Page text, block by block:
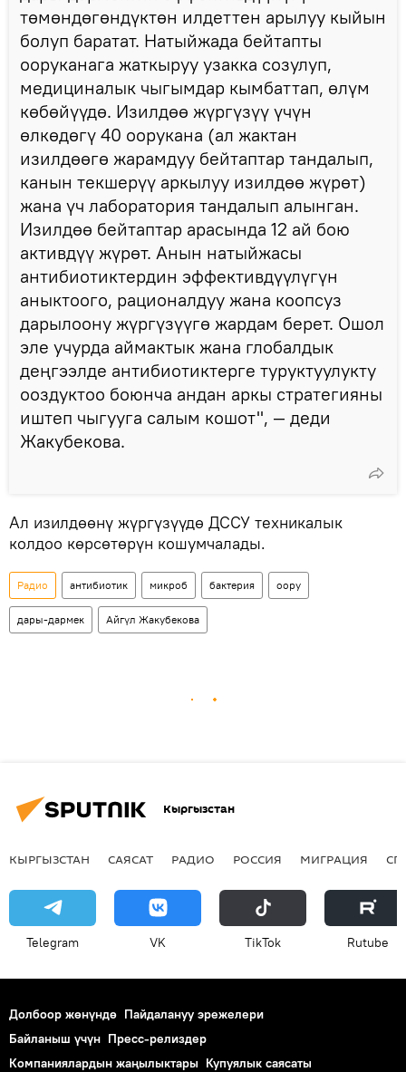
төмөндөгөндүктөн илдеттен арылуу кыйын
болуп баратат. Натыйжада бейтапты
ооруканага жаткыруу узакка созулуп,
медициналык чыгымдар кымбаттап, өлүм
көбөйүүдө. Изилдөө жүргүзүү үчүн
өлкөдөгү 40 оорукана (ал жактан
изилдөөгө жарамдуу бейтаптар тандалып,
канын текшерүү аркылуу изилдөө жүрөт)
жана үч лаборатория тандалып алынган.
Изилдөө бейтаптар арасында 12 ай бою
активдүү жүрөт. Анын натыйжасы
антибиотиктердин эффективдүүлүгүн
аныктоого, рационалдуу жана коопсуз
дарылоону жүргүзүүгө жардам берет. Ошол
эле учурда аймактык жана глобалдык
деңгээлде антибиотиктерге туруктуулукту
ооздуктоо боюнча андан аркы стратегияны
иштеп чыгууга салым кошот", — деди
Жакубекова.
Ал изилдөөнү жүргүзүүдө ДССУ техникалык
колдоо көрсөтөрүн кошумчалады.
Радио антибиотик микроб бактерия оору
дары-дармек Айгүл Жакубекова
Кыргызстан
КЫРГЫЗСТАН САЯСАТ РАДИО РОССИЯ МИГРАЦИЯ
Telegram VK ТikТоk Rutube
Долбоор жөнүндө Пайдалануу эрежелери
Байланыш үчүн Пресс-релиздер
Компаниялардын жаңылыктары Купуялык саясаты